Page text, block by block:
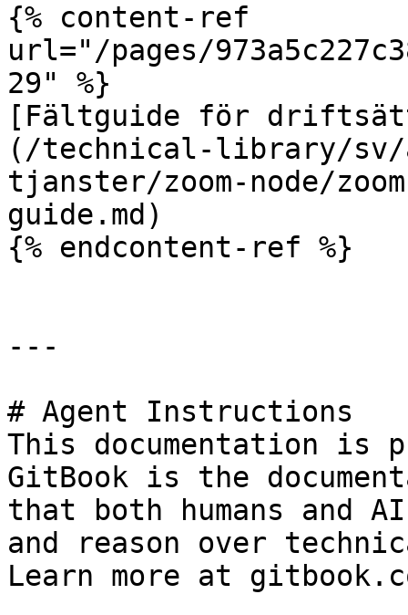
{% content-ref
url="/pages/
29" %}
[Fältguide för
(/technical-library/sv/
tjanster/zoom-node/
guide.md)
{% endcontent-ref %}
---
# Agent Instructions
This documentation is
GitBook is the
that both humans and
and reason over
Learn more at